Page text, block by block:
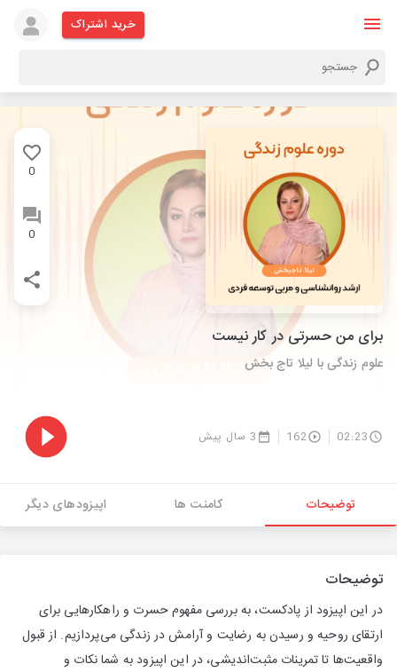
خرید اشتراک
0
0
برای من حسرتی در کار نیست
علوم زندگی با لیلا تاج بخش
02:23
162 3 سال پیش
توضیحات کامنت ها اپیزودهای دیگر
توضیحات
در این اپیزود از پادکست، به بررسی مفهوم حسرت و راهکارهایی برای
ارتقای روحیه و رسیدن به رضایت و آرامش در زندگی می‌پردازیم. از قبول
واقعیت‌ها تا تمرینات مثبت‌اندیشی، در این اپیزود به شما نکات و